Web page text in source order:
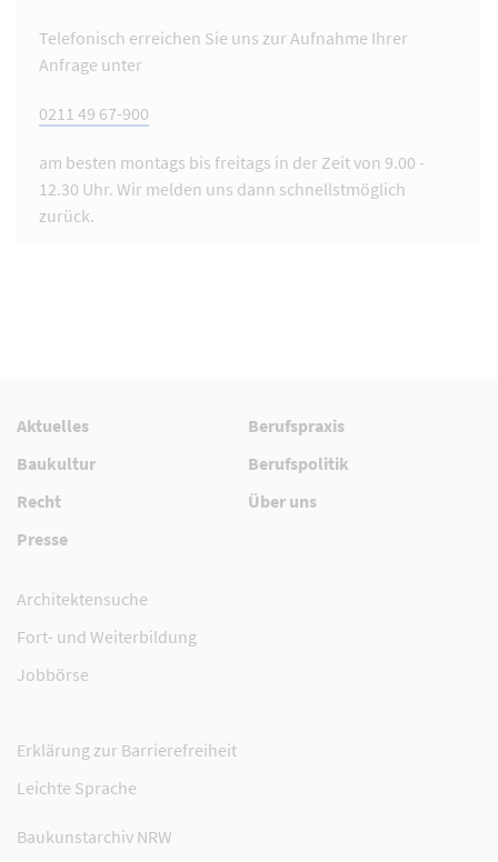
Telefonisch erreichen Sie uns zur Aufnahme Ihrer
Anfrage unter
0211 49 67-900
am besten montags bis freitags in der Zeit von 9.00 -
12.30 Uhr. Wir melden uns dann schnellstmöglich
zurück.
Aktuelles
Berufspraxis
Baukultur
Berufspolitik
Recht
Über uns
Presse
Architektensuche
Fort- und Weiterbildung
Jobbörse
Erklärung zur Barrierefreiheit
Leichte Sprache
Baukunstarchiv NRW